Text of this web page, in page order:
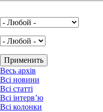
Весь архів
Всі новини
Всі статті
Всі інтерв’ю
Всі колонки